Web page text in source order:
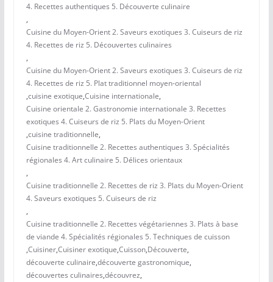
4. Recettes authentiques 5. Découverte culinaire
,
Cuisine du Moyen-Orient 2. Saveurs exotiques 3. Cuiseurs de riz
4. Recettes de riz 5. Découvertes culinaires
,
Cuisine du Moyen-Orient 2. Saveurs exotiques 3. Cuiseurs de riz
4. Recettes de riz 5. Plat traditionnel moyen-oriental
,cuisine exotique,Cuisine internationale,
Cuisine orientale 2. Gastronomie internationale 3. Recettes
exotiques 4. Cuiseurs de riz 5. Plats du Moyen-Orient
,cuisine traditionnelle,
Cuisine traditionnelle 2. Recettes authentiques 3. Spécialités
régionales 4. Art culinaire 5. Délices orientaux
,
Cuisine traditionnelle 2. Recettes de riz 3. Plats du Moyen-Orient
4. Saveurs exotiques 5. Cuiseurs de riz
,
Cuisine traditionnelle 2. Recettes végétariennes 3. Plats à base
de viande 4. Spécialités régionales 5. Techniques de cuisson
,Cuisiner,Cuisiner exotique,Cuisson,Découverte,
découverte culinaire,découverte gastronomique,
découvertes culinaires,découvrez,